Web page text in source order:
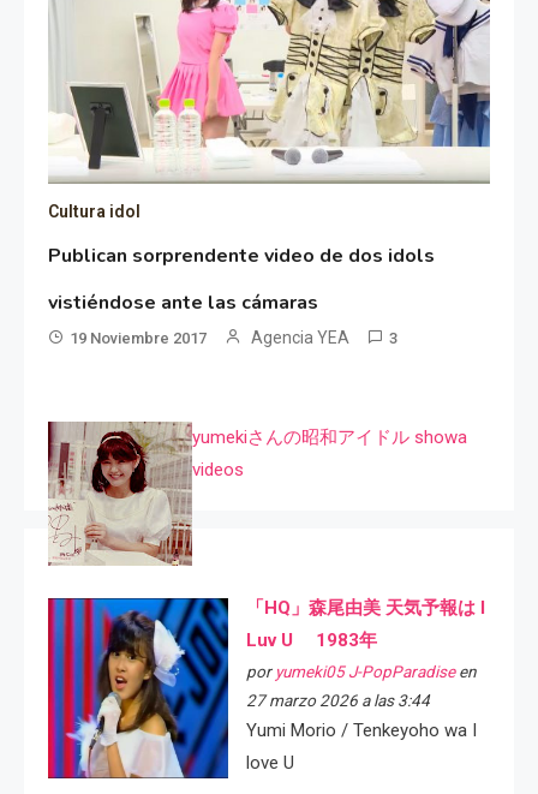
Cultura idol
Publican sorprendente video de dos idols
vistiéndose ante las cámaras
19 Noviembre 2017 Agencia YEA 3
yumekiさんの昭和アイドル showa
videos
「HQ」森尾由美 天気予報は I
Luv U 1983年
por yumeki05 J-PopParadiseen
27 marzo 2026 a las 3:44
Yumi Morio / Tenkeyoho wa I
love U